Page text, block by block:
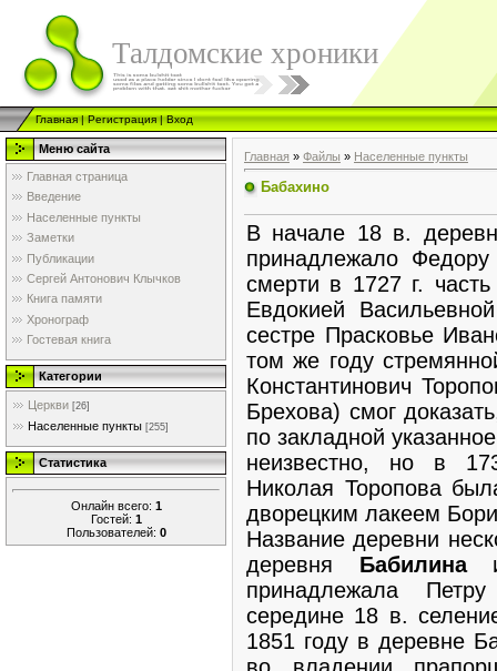
Талдомские хроники
Главная|Регистрация|Вход
Меню сайта
Главная страница
Введение
Населенные пункты
Заметки
Публикации
Сергей Антонович Клычков
Книга памяти
Хронограф
Гостевая книга
Категории
Церкви [26]
Населенные пункты [255]
Статистика
Онлайн всего: 1
Гостей: 1
Пользователей: 0
Главная » Файлы » Населенные пункты
Бабахино
В начале 18 в.
принадлежало
смерти в 1727 г.
Евдокией
сестре Прасковье
том же году
Константинович
Брехова) смог
по закладной
неизвестно, но в
Николая Торопова
дворецким лакеем
Название деревни
деревня Бабилина
принадлежала
середине 18 в.
1851 году в деревне